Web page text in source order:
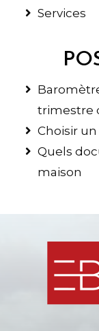
Services
trimestre
Choisir
Quels
maison